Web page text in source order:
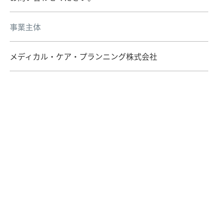
事業主体
メディカル・ケア・プランニング株式会社